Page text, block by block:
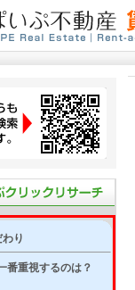
り
番重視するのは？